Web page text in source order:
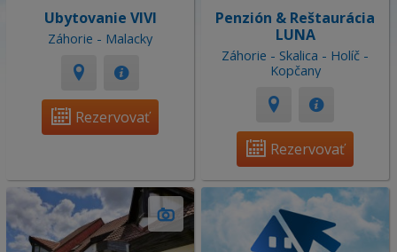
Ubytovanie VIVI
Záhorie - Malacky
Rezervovať
Penzión & Reštaurácia
LUNA
Záhorie - Skalica - Holíč -
Kopčany
Rezervovať